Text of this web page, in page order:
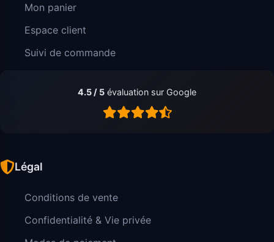
Mon panier
Espace client
Suivi de commande
4.5 / 5 évaluation sur Google
Légal
Conditions de vente
Confidentialité & Vie privée